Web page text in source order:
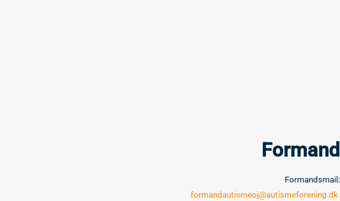
Formand
Formandsmail:
formandautismeoj@autismeforening.dk